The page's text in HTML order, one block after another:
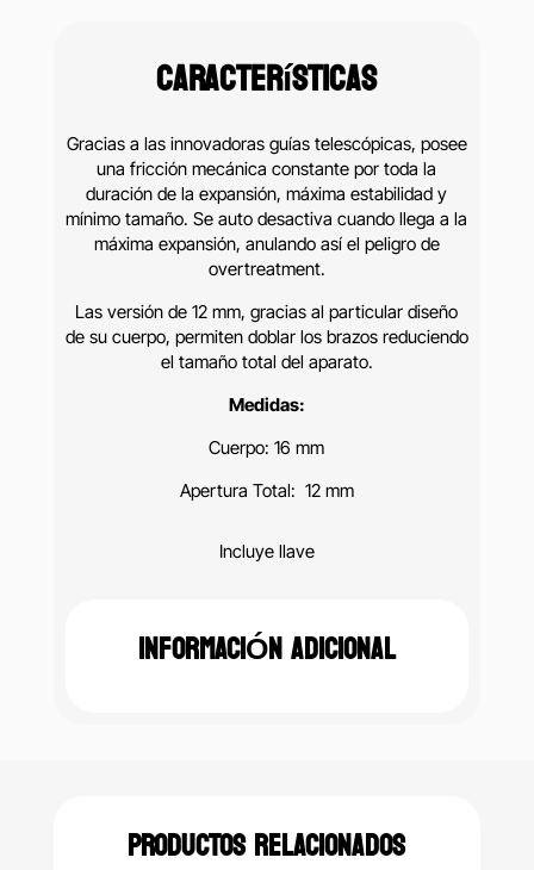
Características
Gracias a las innovadoras guías telescópicas, posee
una fricción mecánica constante por toda la
duración de la expansión, máxima estabilidad y
mínimo tamaño. Se auto desactiva cuando llega a la
máxima expansión, anulando así el peligro de
overtreatment.
Las versión de 12 mm, gracias al particular diseño
de su cuerpo, permiten doblar los brazos reduciendo
el tamaño total del aparato.
Medidas:
Cuerpo: 16 mm
Apertura Total: 12 mm
Incluye llave
INFORMACIÓN ADICIONAL
PRODUCTOS RELACIONADOS